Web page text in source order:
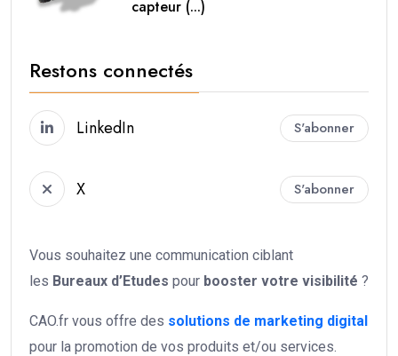
capteur (...)
Restons connectés
LinkedIn S'abonner
X S'abonner
Vous souhaitez une communication ciblant
les Bureaux d’Etudes pour booster votre visibilité ?
CAO.fr vous offre des solutions de marketing digital
pour la promotion de vos produits et/ou services.